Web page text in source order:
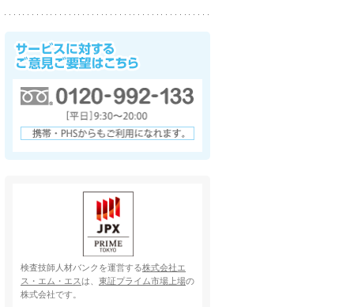
検査技師人材バンクを運営する株式会社エ
ス・エム・エスは、 東証プライム市場上場の
株式会社です。